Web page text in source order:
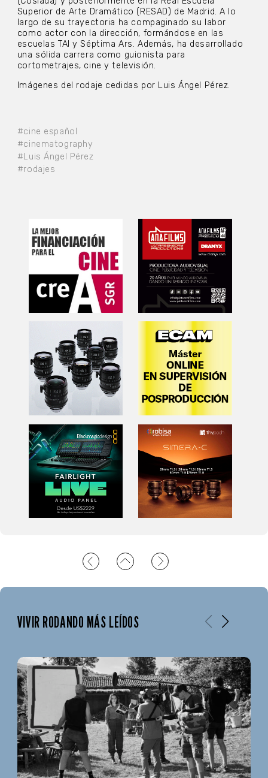
#cine español
#cinematography
#Luis Ángel Pérez
#rodajes
Superior de Arte Dramático (RESAD) de Madrid. A lo
largo de su trayectoria ha compaginado su labor
como actor con la dirección, formándose en las
escuelas TAI y Séptima Ars. Además, ha desarrollado
una sólida carrera como guionista para
cortometrajes, cine y televisión.
Imágenes del rodaje cedidas por Luis Ángel Pérez.
VIVIR RODANDO MÁS LEÍDOS